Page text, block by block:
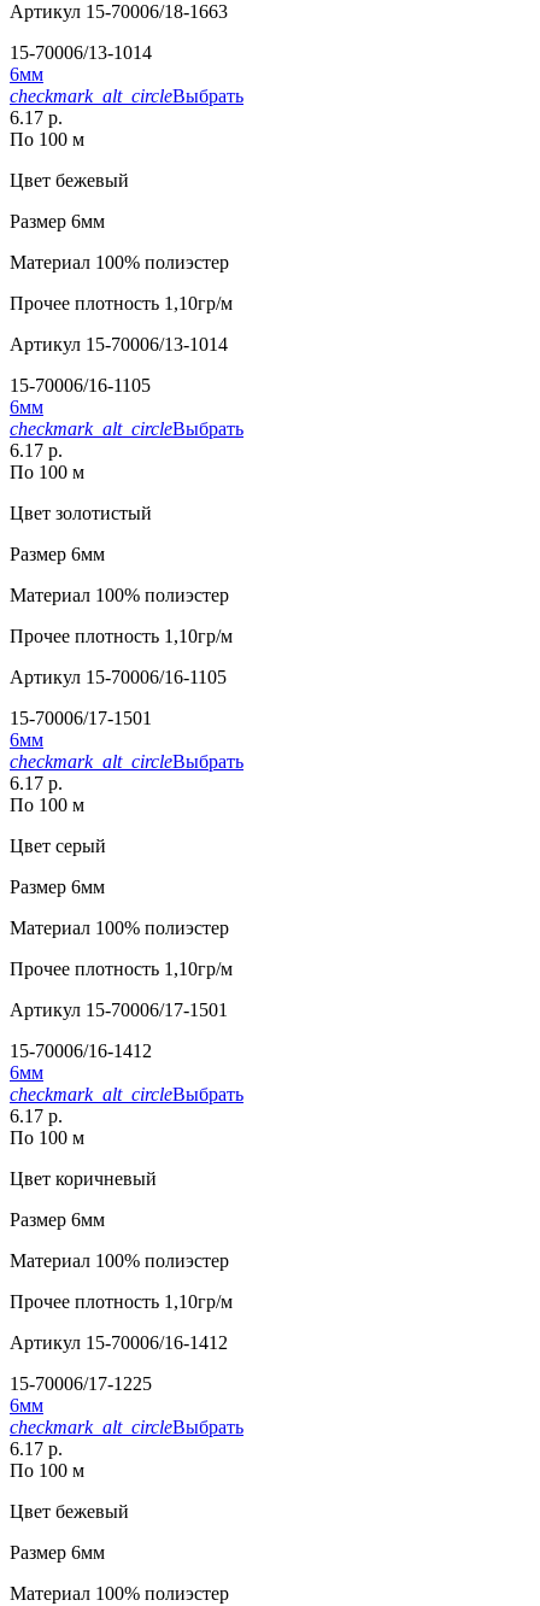
Артикул 15-70006/18-1663
15-70006/13-1014
6мм
checkmark_alt_circleВыбрать
6.17 р.
По 100 м
Цвет бежевый
Размер 6мм
Материал 100% полиэстер
Прочее плотность 1,10гр/м
Артикул 15-70006/13-1014
15-70006/16-1105
6мм
checkmark_alt_circleВыбрать
6.17 р.
По 100 м
Цвет золотистый
Размер 6мм
Материал 100% полиэстер
Прочее плотность 1,10гр/м
Артикул 15-70006/16-1105
15-70006/17-1501
6мм
checkmark_alt_circleВыбрать
6.17 р.
По 100 м
Цвет серый
Размер 6мм
Материал 100% полиэстер
Прочее плотность 1,10гр/м
Артикул 15-70006/17-1501
15-70006/16-1412
6мм
checkmark_alt_circleВыбрать
6.17 р.
По 100 м
Цвет коричневый
Размер 6мм
Материал 100% полиэстер
Прочее плотность 1,10гр/м
Артикул 15-70006/16-1412
15-70006/17-1225
6мм
checkmark_alt_circleВыбрать
6.17 р.
По 100 м
Цвет бежевый
Размер 6мм
Материал 100% полиэстер